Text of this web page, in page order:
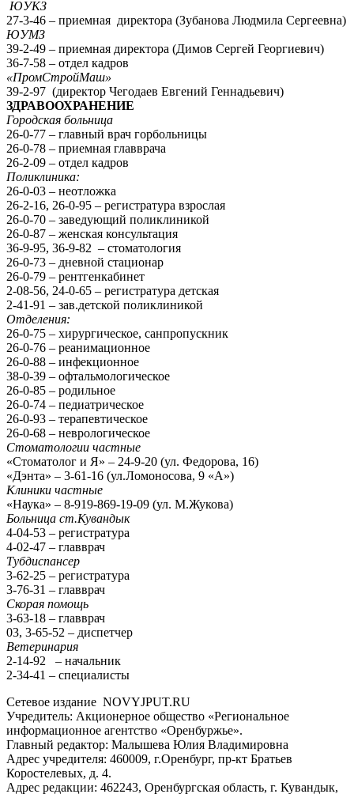
ЮУКЗ
27-3-46 – приемная директора (Зубанова Людмила Сергеевна)
ЮУМЗ
39-2-49 – приемная директора (Димов Сергей Георгиевич)
36-7-58 – отдел кадров
«ПромСтройМаш»
39-2-97 (директор Чегодаев Евгений Геннадьевич)
ЗДРАВООХРАНЕНИЕ
Городская больница
26-0-77 – главный врач горбольницы
26-0-78 – приемная главврача
26-2-09 – отдел кадров
Поликлиника:
26-0-03 – неотложка
26-2-16, 26-0-95 – регистратура взрослая
26-0-70 – заведующий поликлиникой
26-0-87 – женская консультация
36-9-95, 36-9-82 – стоматология
26-0-73 – дневной стационар
26-0-79 – рентгенкабинет
2-08-56, 24-0-65 – регистратура детская
2-41-91 – зав.детской поликлиникой
Отделения:
26-0-75 – хирургическое, санпропускник
26-0-76 – реанимационное
26-0-88 – инфекционное
38-0-39 – офтальмологическое
26-0-85 – родильное
26-0-74 – педиатрическое
26-0-93 – терапевтическое
26-0-68 – неврологическое
Стоматологии частные
«Стоматолог и Я» – 24-9-20 (ул. Федорова, 16)
«Дэнта» – 3-61-16 (ул.Ломоносова, 9 «А»)
Клиники частные
«Наука» – 8-919-869-19-09 (ул. М.Жукова)
Больница ст.Кувандык
4-04-53 – регистратура
4-02-47 – главврач
Тубдиспансер
3-62-25 – регистратура
3-76-31 – главврач
Скорая помощь
3-63-18 – главврач
03, 3-65-52 – диспетчер
Ветеринария
2-14-92 – начальник
2-34-41 – специалисты
Сетевое издание NOVYJPUT.RU
Учредитель: Акционерное общество «Региональное
информационное агентство «Оренбуржье».
Главный редактор: Малышева Юлия Владимировна
Адрес учредителя: 460009, г.Оренбург, пр-кт Братьев
Коростелевых, д. 4.
Адрес редакции: 462243, Оренбургская область, г. Кувандык,